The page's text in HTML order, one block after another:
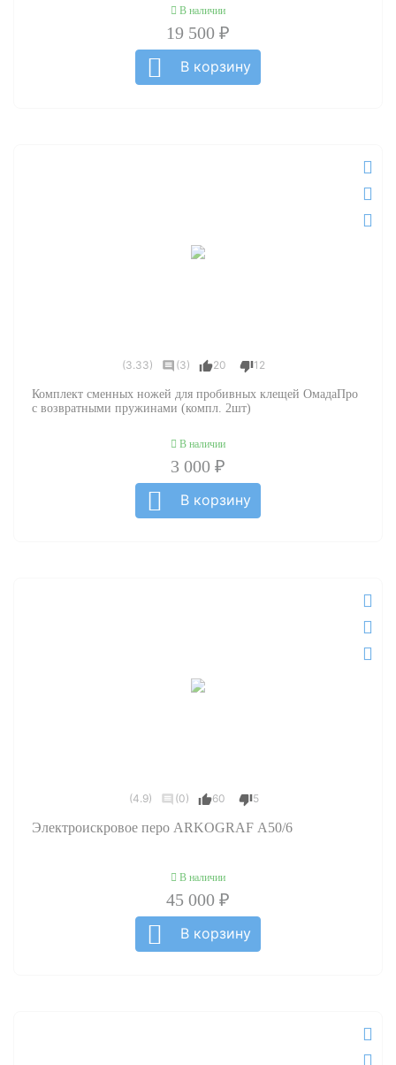
В наличии
19 500 ₽
В корзину
(3.33) (3) 20 12
Комплект сменных ножей для пробивных клещей ОмадаПро
с возвратными пружинами (компл. 2шт)
В наличии
3 000 ₽
В корзину
(4.9) (0) 60 5
Электроискровое перо ARKOGRAF А50/6
В наличии
45 000 ₽
В корзину